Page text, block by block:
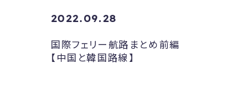
2022.09.28
国際フェリー航路まとめ前編
【中国と韓国路線】